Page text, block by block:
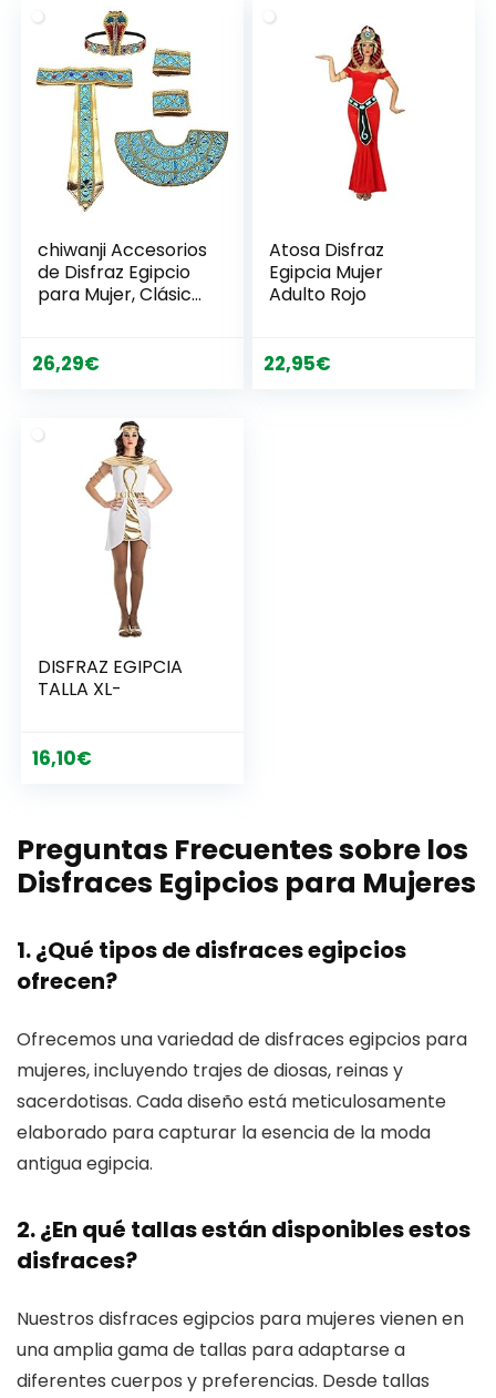
era:
38,64€.
es:
35,94€.
chiwanji Accesorios
de Disfraz Egipcio
para Mujer, Clásico
Cumpleaños,
26,29€
Atosa Disfraz
Egipcia Mujer
Adulto Rojo
22,95€
DISFRAZ EGIPCIA
TALLA XL-
16,10€
Preguntas Frecuentes sobre los
Disfraces Egipcios para Mujeres
1. ¿Qué tipos de disfraces egipcios
ofrecen?
Ofrecemos una variedad de disfraces egipcios para
mujeres, incluyendo trajes de diosas, reinas y
sacerdotisas. Cada diseño está meticulosamente
elaborado para capturar la esencia de la moda
antigua egipcia.
2. ¿En qué tallas están disponibles estos
disfraces?
Nuestros disfraces egipcios para mujeres vienen en
una amplia gama de tallas para adaptarse a
diferentes cuerpos y preferencias. Desde tallas